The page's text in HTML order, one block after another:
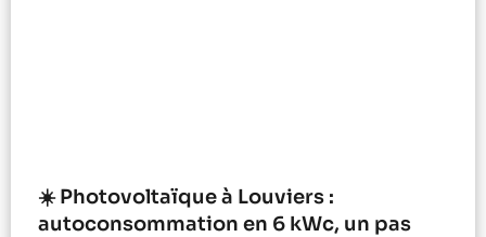
☀️ Photovoltaïque à Louviers :
autoconsommation en 6 kWc, un pas